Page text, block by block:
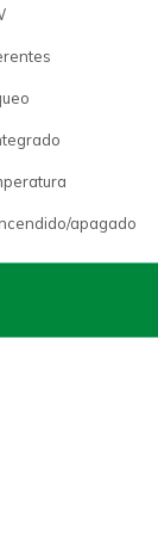
apagado